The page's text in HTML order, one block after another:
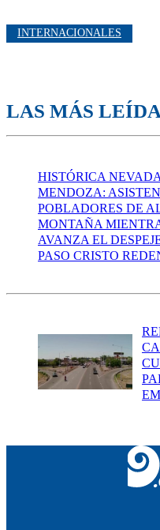
INTERNACIONALES
LAS MÁS
HISTÓRICA
MENDOZA:
POBLADORES DE
MONTAÑA
AVANZA EL
PASO CRISTO